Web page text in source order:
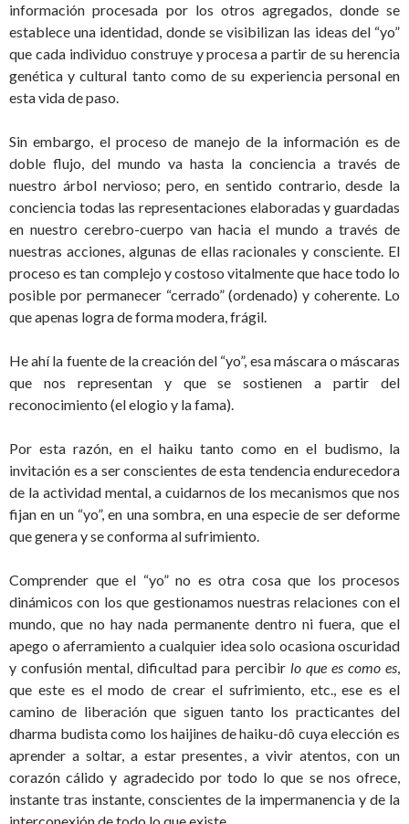
información procesada por los otros agregados, donde se
establece una identidad, donde se visibilizan las ideas del “yo”
que cada individuo construye y procesa a partir de su herencia
genética y cultural tanto como de su experiencia personal en
esta vida de paso.
Sin embargo, el proceso de manejo de la información es de
doble flujo, del mundo va hasta la conciencia a través de
nuestro árbol nervioso; pero, en sentido contrario, desde la
conciencia todas las representaciones elaboradas y guardadas
en nuestro cerebro-cuerpo van hacia el mundo a través de
nuestras acciones, algunas de ellas racionales y consciente. El
proceso es tan complejo y costoso vitalmente que hace todo lo
posible por permanecer “cerrado” (ordenado) y coherente. Lo
que apenas logra de forma modera, frágil.
He ahí la fuente de la creación del “yo”, esa máscara o máscaras
que nos representan y que se sostienen a partir del
reconocimiento (el elogio y la fama).
Por esta razón, en el haiku tanto como en el budismo, la
invitación es a ser conscientes de esta tendencia endurecedora
de la actividad mental, a cuidarnos de los mecanismos que nos
fijan en un “yo”, en una sombra, en una especie de ser deforme
que genera y se conforma al sufrimiento.
Comprender que el “yo” no es otra cosa que los procesos
dinámicos con los que gestionamos nuestras relaciones con el
mundo, que no hay nada permanente dentro ni fuera, que el
apego o aferramiento a cualquier idea solo ocasiona oscuridad
y confusión mental, dificultad para percibir lo que es como es,
que este es el modo de crear el sufrimiento, etc., ese es el
camino de liberación que siguen tanto los practicantes del
dharma budista como los haijines de haiku-dô cuya elección es
aprender a soltar, a estar presentes, a vivir atentos, con un
corazón cálido y agradecido por todo lo que se nos ofrece,
instante tras instante, conscientes de la impermanencia y de la